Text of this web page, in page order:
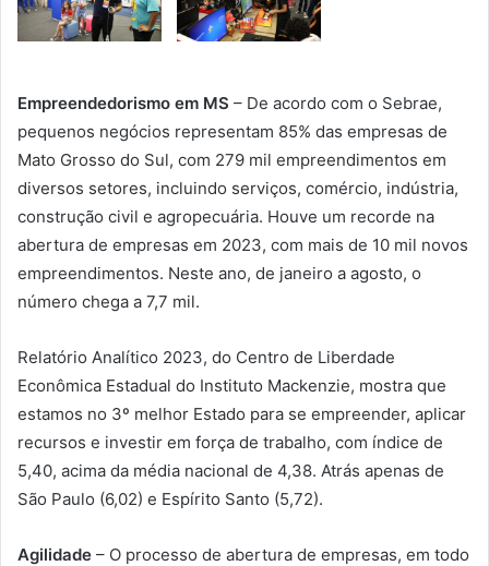
Empreendedorismo em MS – De acordo com o Sebrae,
pequenos negócios representam 85% das empresas de
Mato Grosso do Sul, com 279 mil empreendimentos em
diversos setores, incluindo serviços, comércio, indústria,
construção civil e agropecuária. Houve um recorde na
abertura de empresas em 2023, com mais de 10 mil novos
empreendimentos. Neste ano, de janeiro a agosto, o
número chega a 7,7 mil.
Relatório Analítico 2023, do Centro de Liberdade
Econômica Estadual do Instituto Mackenzie, mostra que
estamos no 3º melhor Estado para se empreender, aplicar
recursos e investir em força de trabalho, com índice de
5,40, acima da média nacional de 4,38. Atrás apenas de
São Paulo (6,02) e Espírito Santo (5,72).
Agilidade – O processo de abertura de empresas, em todo